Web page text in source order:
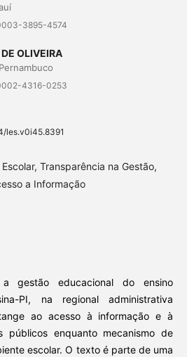
3895-4574
OLIVEIRA
4316-0253
les.v0i45.8391
Escolar, Transparência na Gestão,
a Informação
gestão educacional do ensino
PI, na regional administrativa
ao acesso à informação e à
públicos enquanto mecanismo de
escolar. O texto é parte de uma